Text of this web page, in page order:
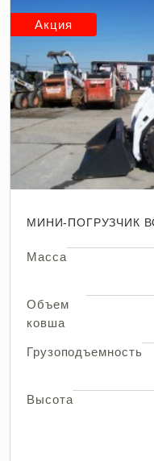
Вывоз снега в Подольске
Акция
МИНИ-ПОГРУЗЧИК
Масса
Объем
ковша
Грузоподъемность
Высота